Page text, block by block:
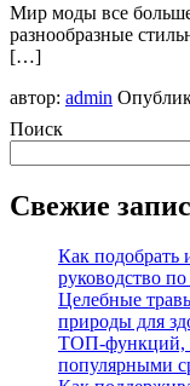
Мир моды все
разнообразные
[…]
автор: admin
Поиск
Свежие
Как подобрать
руководство
Целебные
природы для
ТОП-функций,
популярными